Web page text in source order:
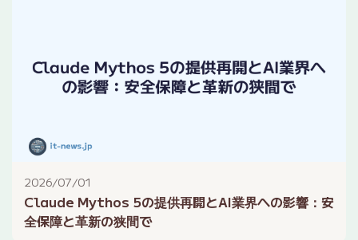
2026/07/01
Claude Mythos 5の提供再開とAI業界への影響：安
全保障と革新の狭間で